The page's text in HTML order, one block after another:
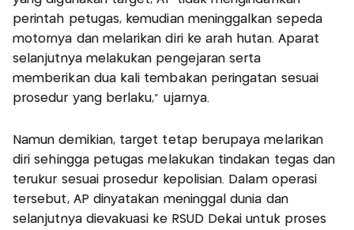
perintah petugas, kemudian meninggalkan sepeda
motornya dan melarikan diri ke arah hutan. Aparat
selanjutnya melakukan pengejaran serta
memberikan dua kali tembakan peringatan sesuai
prosedur yang berlaku,” ujarnya.
Namun demikian, target tetap berupaya melarikan
diri sehingga petugas melakukan tindakan tegas dan
terukur sesuai prosedur kepolisian. Dalam operasi
tersebut, AP dinyatakan meninggal dunia dan
selanjutnya dievakuasi ke RSUD Dekai untuk proses